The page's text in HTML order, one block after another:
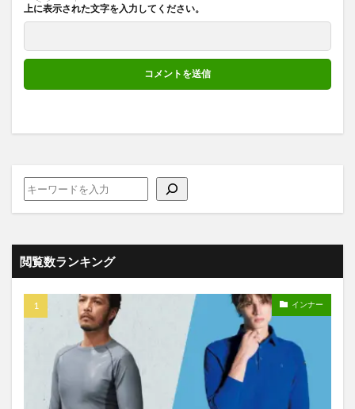
上に表示された文字を入力してください。
閲覧数ランキング
インナー